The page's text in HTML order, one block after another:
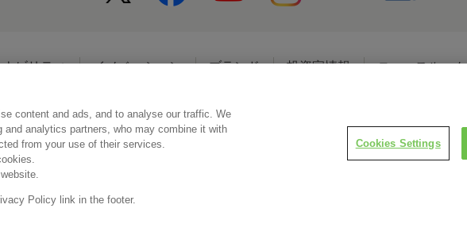
ビリティ イノベーション ブランド 投資家情報 ニュースルーム
クセシビリティ 個人情報保護方針 利用者情報の外部送信
content and ads, and to analyse our traffic. We
analytics partners, who may combine it with
from your use of their services.
Policy link in the footer.
Cookies Settings